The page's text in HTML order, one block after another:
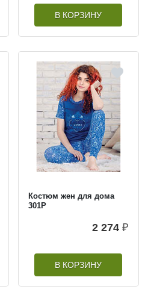
В КОРЗИНУ
Костюм жен для дома
301Р
2 274 ₽
В КОРЗИНУ